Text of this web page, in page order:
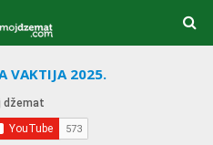
VAKTIJA 2025.